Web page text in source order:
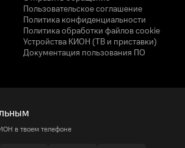
Пользовательское соглашение
Политика конфиденциальности
Политика обработки файлов cookie
Устройства КИОН (ТВ и приставки)
Документация пользования ПО
в твоем телефоне